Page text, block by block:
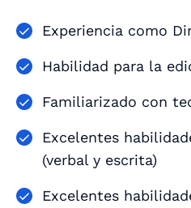
Experiencia como
Habilidad para la
Familiarizado con
Excelentes
(verbal y escrita)
Excelentes